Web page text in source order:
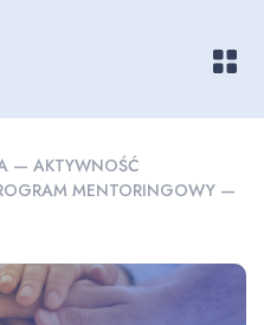
— AKTYWNOŚĆ
MENTORINGOWY —